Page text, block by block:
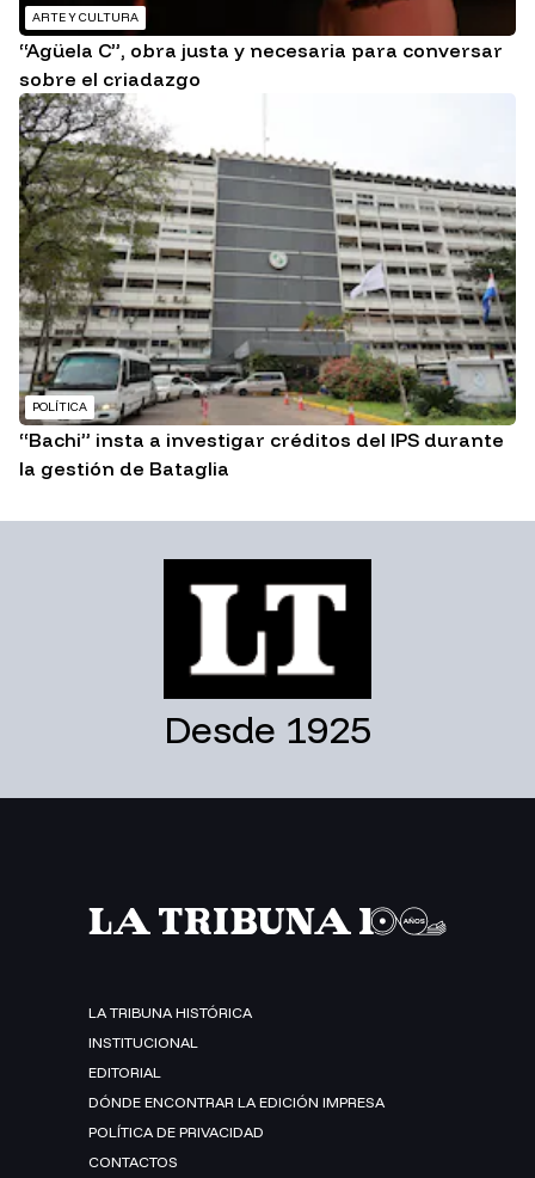
ARTE Y CULTURA
“Agüela C”, obra justa y necesaria para conversar
sobre el criadazgo
POLÍTICA
“Bachi” insta a investigar créditos del IPS durante
la gestión de Bataglia
Desde 1925
LA TRIBUNA HISTÓRICA
INSTITUCIONAL
EDITORIAL
DÓNDE ENCONTRAR LA EDICIÓN IMPRESA
POLÍTICA DE PRIVACIDAD
CONTACTOS